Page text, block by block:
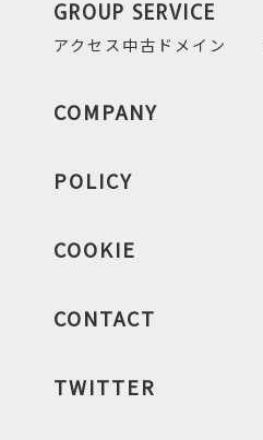
GROUP SERVICE
アクセス中古ドメイン
COMPANY
POLICY
COOKIE
CONTACT
TWITTER